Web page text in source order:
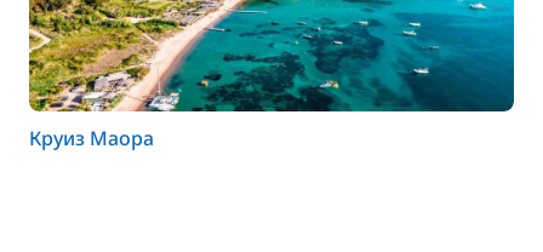
Круиз Маора